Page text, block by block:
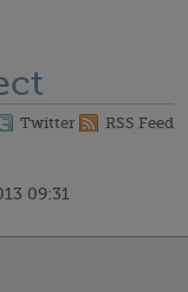
Twitter RSS Feed
09:31